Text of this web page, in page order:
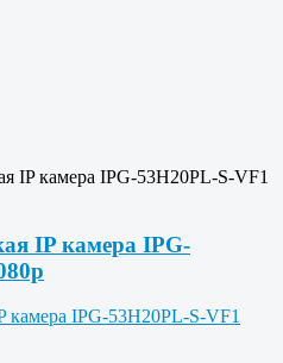
IP камера IPG-53H20PL-S-VF1
IP камера IPG-